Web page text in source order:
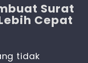
Surat
Cepat
tidak